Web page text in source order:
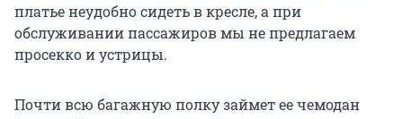
платье неудобно сидеть в кресле, а при
обслуживании пассажиров мы не предлагаем
просекко и устрицы.
Почти всю багажную полку займет ее чемодан